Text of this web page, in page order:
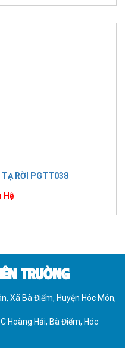
TẠ RỜI PGTT038
Hệ
TRƯỜNG
Xã Bà Điểm, Huyện Hóc Môn,
Hoàng Hải, Bà Điểm, Hóc